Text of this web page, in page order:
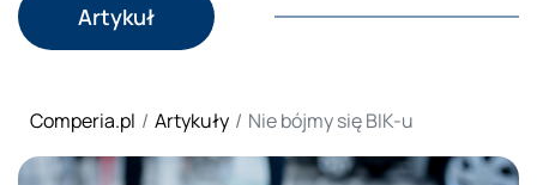
Artykuł
Comperia.pl Artykuły Nie bójmy się BIK-u